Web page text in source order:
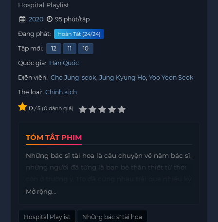
Hospital Playlist
2020
95 phút/tập
Đang phát:
Hoàn Tất (24/24)
Tập mới: 12 11
10
Quốc gia: Hàn Quốc
Diễn viên: Cho Jung-seok Jung Kyung Ho Yoo Yeon Seok
Thể loại: Chính kịch
0 / 5 0 đánh giá
TÓM TẮT PHIM
Những bác sĩ tài hoa là câu chuyện về năm bác sĩ,
những người đã từng là bạn bè thân thiết từ thời
niệm đáng nhớ và giờ đây, định mệnh đã đưa họ
Tại đây, họ không chỉ là những đồng nghiệp mà
Mở rộng...
Hospital Playlist Những bác sĩ tài hoa